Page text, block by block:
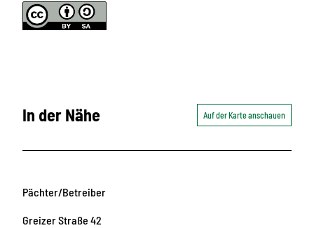
In der Nähe Auf der Karte anschauen
Pächter/Betreiber
Greizer Straße 42